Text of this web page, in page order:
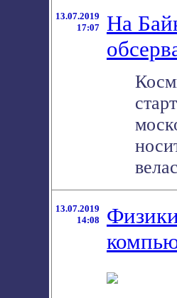
13.07.2019
17:07
На
13.07.2019
14:08